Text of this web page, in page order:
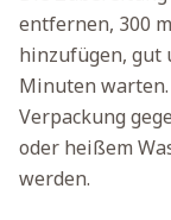
entfernen, 300
hinzufügen, gut
Minuten
Verpackung
oder heißem
werden.